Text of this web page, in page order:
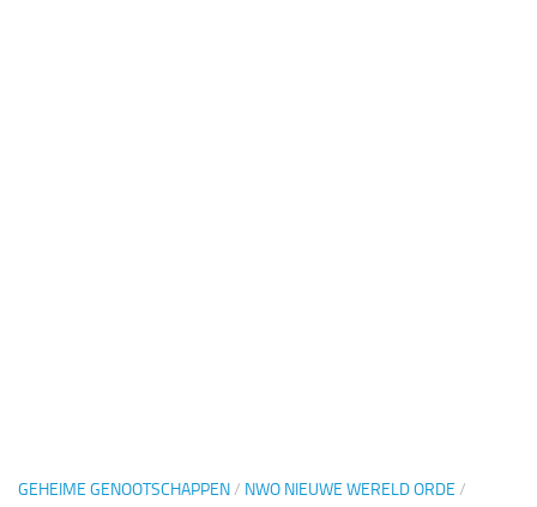
GEHEIME GENOOTSCHAPPEN/ NWO NIEUWE WERELD ORDE /